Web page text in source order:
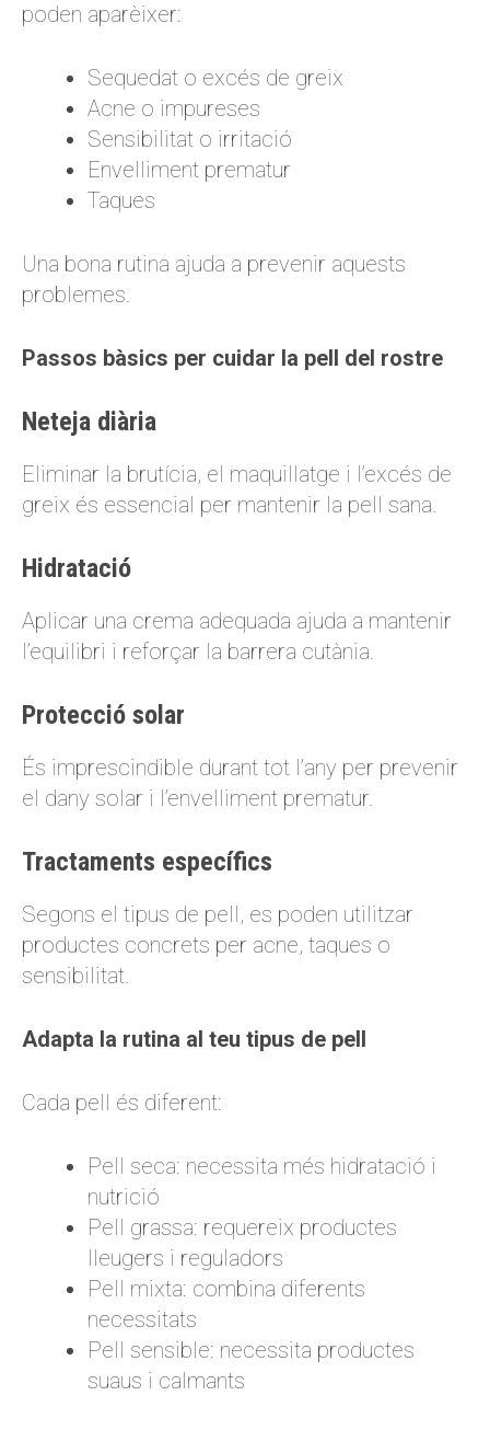
poden aparèixer:
Sequedat o excés de greix
Acne o impureses
Sensibilitat o irritació
Envelliment prematur
Taques
Una bona rutina ajuda a prevenir aquests
problemes.
Passos bàsics per cuidar la pell del rostre
Neteja diària
Eliminar la brutícia, el maquillatge i l’excés de
greix és essencial per mantenir la pell sana.
Hidratació
Aplicar una crema adequada ajuda a mantenir
l’equilibri i reforçar la barrera cutània.
Protecció solar
És imprescindible durant tot l’any per prevenir
el dany solar i l’envelliment prematur.
Tractaments específics
Segons el tipus de pell, es poden utilitzar
productes concrets per acne, taques o
sensibilitat.
Adapta la rutina al teu tipus de pell
Cada pell és diferent:
Pell seca: necessita més hidratació i
nutrició
Pell grassa: requereix productes
lleugers i reguladors
Pell mixta: combina diferents
necessitats
Pell sensible: necessita productes
suaus i calmants